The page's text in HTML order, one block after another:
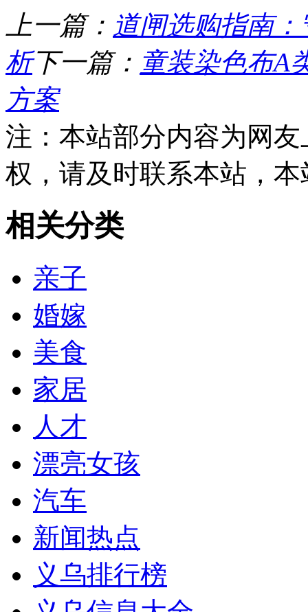
上一篇： 道闸选购指南
析下一篇： 童装染色布A
方案
注：本站部分内容为网
权，请及时联系本站，
相关分类
亲子
婚嫁
美食
家居
人才
漂亮女孩
汽车
新闻热点
义乌排行榜